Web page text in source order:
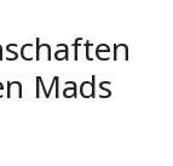
Mads